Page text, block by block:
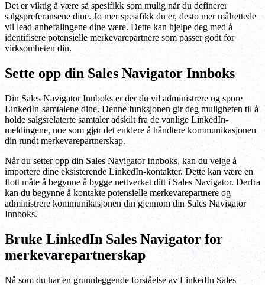
Det er viktig å være så spesifikk som mulig når du definerer
salgspreferansene dine. Jo mer spesifikk du er, desto mer målrettede
vil lead-anbefalingene dine være. Dette kan hjelpe deg med å
identifisere potensielle merkevarepartnere som passer godt for
virksomheten din.
Sette opp din Sales Navigator Innboks
Din Sales Navigator Innboks er der du vil administrere og spore
LinkedIn-samtalene dine. Denne funksjonen gir deg muligheten til å
holde salgsrelaterte samtaler adskilt fra de vanlige LinkedIn-
meldingene, noe som gjør det enklere å håndtere kommunikasjonen
din rundt merkevarepartnerskap.
Når du setter opp din Sales Navigator Innboks, kan du velge å
importere dine eksisterende LinkedIn-kontakter. Dette kan være en
flott måte å begynne å bygge nettverket ditt i Sales Navigator. Derfra
kan du begynne å kontakte potensielle merkevarepartnere og
administrere kommunikasjonen din gjennom din Sales Navigator
Innboks.
Bruke LinkedIn Sales Navigator for
merkevarepartnerskap
Nå som du har en grunnleggende forståelse av LinkedIn Sales